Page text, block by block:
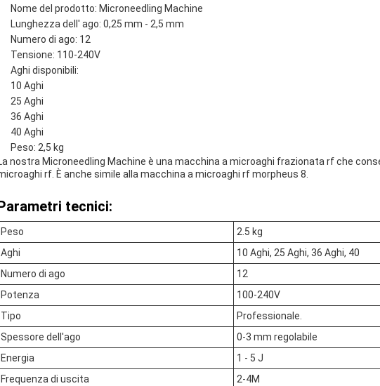
Nome del prodotto: Microneedling Machine
Lunghezza dell' ago: 0,25 mm - 2,5 mm
Numero di ago: 12
Tensione: 110-240V
Aghi disponibili:
10 Aghi
25 Aghi
36 Aghi
40 Aghi
Peso: 2,5 kg
nostra Microneedling Machine è una macchina a microaghi frazionata rf che
rf. È anche simile alla macchina a microaghi rf morpheus 8.
tecnici:
Peso
2.5 kg
Aghi
10 Aghi, 25 Aghi, 36 Aghi, 40
Numero di ago
12
Potenza
100-240V
Tipo
Professionale.
Spessore dell'ago
0-3 mm regolabile
Energia
1 - 5 J
Frequenza di uscita
2-4M